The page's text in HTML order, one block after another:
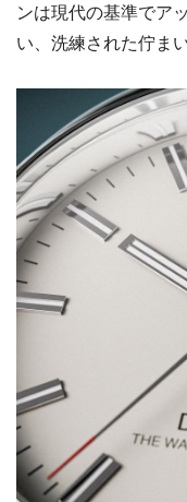
ンは現代の基準でア
い、洗練された佇ま